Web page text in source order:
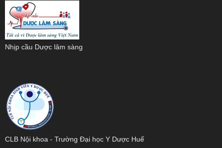
Nhịp cầu Dược lâm sàng
CLB Nội khoa - Trường Đại học Y Dược Huế